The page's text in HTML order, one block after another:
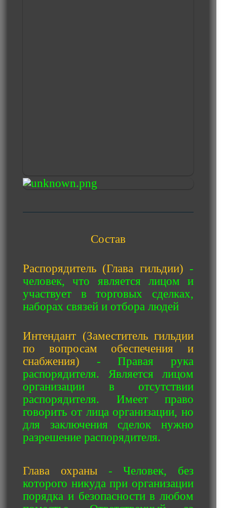
Состав
Распорядитель (Глава гильдии) -
человек, что является лицом и
участвует в торговых сделках,
наборах связей и отбора людей
Интендант (Заместитель гильдии
по вопросам обеспечения и
снабжения) - Правая рука
распорядителя. Является лицом
организации в отсутствии
распорядителя. Имеет право
говорить от лица организации, но
для заключения сделок нужно
разрешение распорядителя.
Глава охраны- Человек, без
которого никуда при организации
порядка и безопасности в любом